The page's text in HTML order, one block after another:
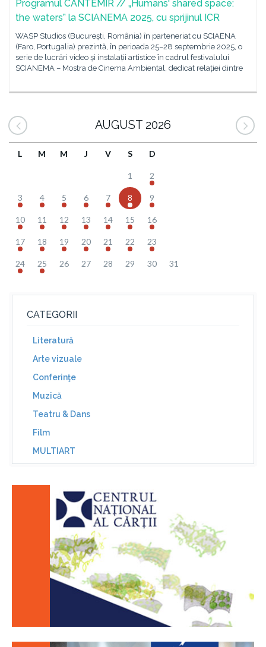
Programul CANTEMIR // „Humans' shared space:
the waters” la SCIANEMA 2025, cu sprijinul ICR
WASP Studios (București, România) în parteneriat cu SCIAENA
(Faro, Portugalia) prezintă, în perioada 25–28 septembrie 2025, o
serie de lucrări video și instalații artistice în cadrul festivalului
SCIANEMA – Mostra de Cinema Ambiental, dedicat relației dintre
AUGUST 2026
L M M J V S D
1 2
3 4 5 6 7 8 9
10 11 12 13 14 15 16
17 18 19 20 21 22 23
24 25 26 27 28 29 30 31
CATEGORII
Literatură
Arte vizuale
Conferinţe
Muzică
Teatru & Dans
Film
MULTIART